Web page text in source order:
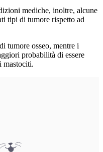
mediche, inoltre, alcune
tipi di tumore rispetto ad
tumore osseo, mentre i
probabilità di essere
mastociti.